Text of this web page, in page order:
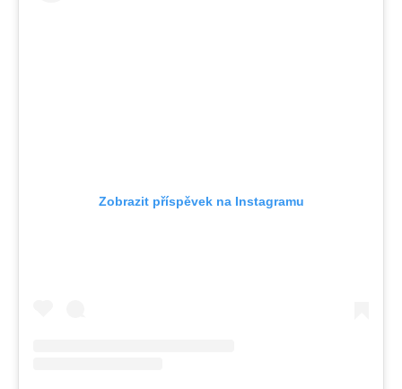
Zobrazit příspěvek na Instagramu